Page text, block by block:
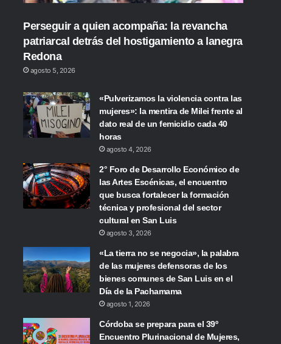
Perseguir a quien acompaña: la revancha
patriarcal detrás del hostigamiento a lanegra
Redona
agosto 5, 2026
«Pulverizamos la violencia contra las
mujeres»: la mentira de Milei frente al
dato real de un femicidio cada 40
horas
agosto 4, 2026
2° Foro de Desarrollo Económico de
las Artes Escénicas, el encuentro
que busca fortalecer la formación
técnica y profesional del sector
cultural en San Luis
agosto 3, 2026
«La tierra no se negocia», la palabra
de las mujeres defensoras de los
bienes comunes de San Luis en el
Día de la Pachamama
agosto 1, 2026
Córdoba se prepara para el 39º
Encuentro Plurinacional de Mujeres,